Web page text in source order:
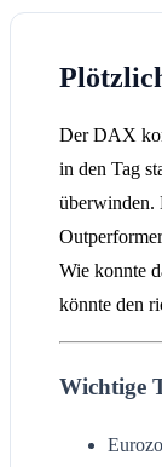
Der DAX
in den Tag
überwinden.
Wie konnte
könnte den
Wichtige